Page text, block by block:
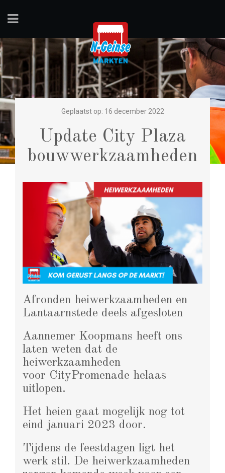
Geplaatst op: 16 december 2022
Update City Plaza
bouwwerkzaamheden
Afronden heiwerkzaamheden en
Lantaarnstede deels afgesloten
Aannemer Koopmans heeft ons
laten weten dat de
heiwerkzaamheden
voor CityPromenade helaas
uitlopen.
Het heien gaat mogelijk nog tot
eind januari 2023 door.
Tijdens de feestdagen ligt het
werk stil. De heiwerkzaamheden